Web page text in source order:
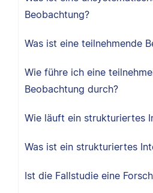
Beobachtung?
Was ist eine teilnehmende
Wie führe ich eine
Beobachtung durch?
Wie läuft ein strukturiertes
Was ist ein strukturiertes
Ist die Fallstudie eine